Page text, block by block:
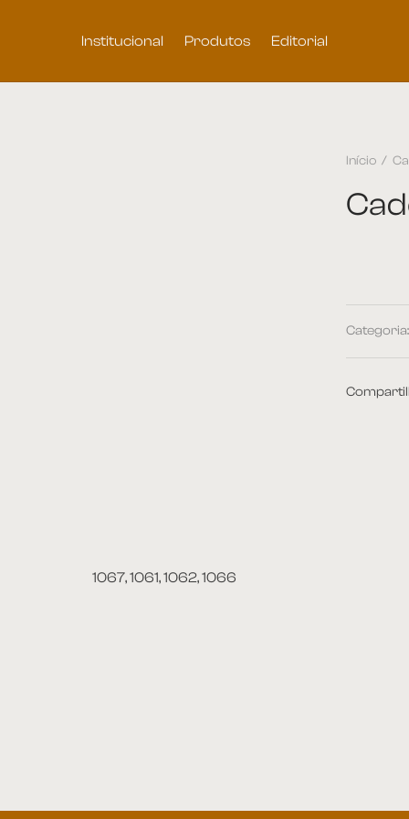
Institucional Produtos Editorial
Início /
Categoria:
1067, 1061, 1062, 1066